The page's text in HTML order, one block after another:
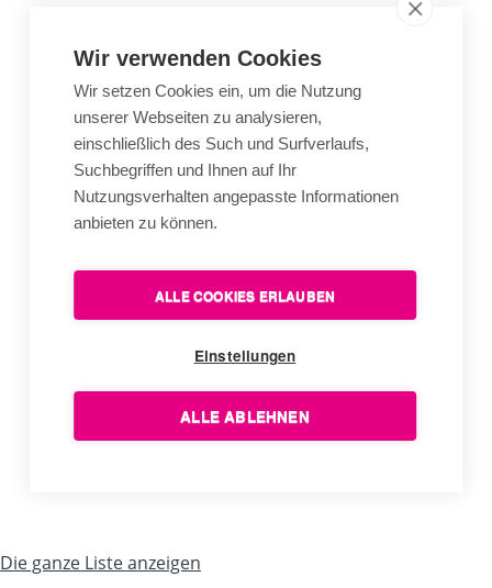
Die ganze Liste anzeigen
Wir verwenden Cookies
Wir setzen Cookies ein, um die Nutzung
unserer Webseiten zu analysieren,
einschließlich des Such und Surfverlaufs,
Suchbegriffen und Ihnen auf Ihr
Nutzungsverhalten angepasste Informationen
anbieten zu können.
ALLE COOKIES ERLAUBEN
Einstellungen
ALLE ABLEHNEN